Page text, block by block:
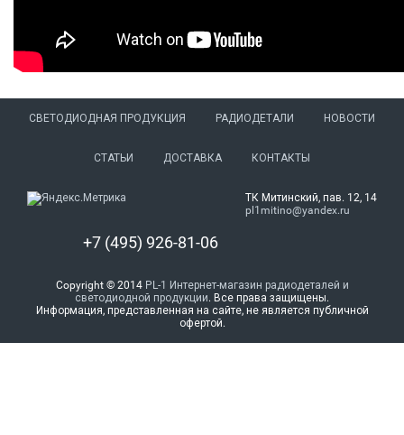
СВЕТОДИОДНАЯ ПРОДУКЦИЯ РАДИОДЕТАЛИ НОВОСТИ
СТАТЬИ ДОСТАВКА КОНТАКТЫ
ТК Митинский, пав. 12, 14
pl1mitino@yandex.ru
+7 (495) 926-81-06
Copyright © 2014 PL-1 Интернет-магазин радиодеталей и
светодиодной продукции. Все права защищены.
Информация, представленная на сайте, не является публичной
офертой.